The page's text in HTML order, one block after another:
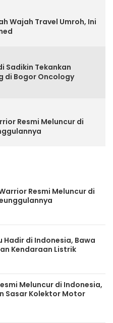
Wajah Travel Umroh, Ini
Sadikin Tekankan
di Bogor Oncology
Resmi Meluncur di
Resmi Meluncur di
Hadir di Indonesia, Bawa
Kendaraan Listrik
Meluncur di Indonesia,
Sasar Kolektor Motor